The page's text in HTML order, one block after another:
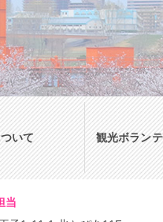
いて 観光ボラン
当